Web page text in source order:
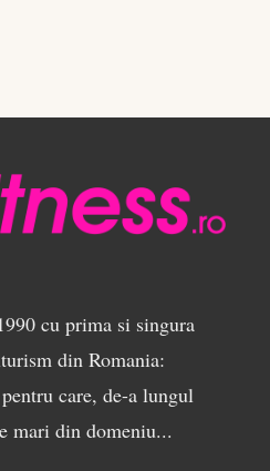
cu prima si singura
din Romania:
care, de-a lungul
mari din domeniu...